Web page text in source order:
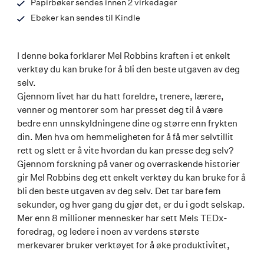
Papirbøker sendes innen 2 virkedager
Ebøker kan sendes til Kindle
I denne boka forklarer Mel Robbins kraften i et enkelt
verktøy du kan bruke for å bli den beste utgaven av deg
selv.
Gjennom livet har du hatt foreldre, trenere, lærere,
venner og mentorer som har presset deg til å være
bedre enn unnskyldningene dine og større enn frykten
din. Men hva om hemmeligheten for å få mer selvtillit
rett og slett er å vite hvordan du kan presse deg selv?
Gjennom forskning på vaner og overraskende historier
gir Mel Robbins deg ett enkelt verktøy du kan bruke for å
bli den beste utgaven av deg selv. Det tar bare fem
sekunder, og hver gang du gjør det, er du i godt selskap.
Mer enn 8 millioner mennesker har sett Mels TEDx-
foredrag, og ledere i noen av verdens største
merkevarer bruker verktøyet for å øke produktivitet,